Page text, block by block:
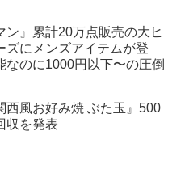
ン』累計20万点販売の大ヒ
ズにメンズアイテムが登
なのに1000円以下〜の圧倒
西風お好み焼 ぶた玉』500
収を発表